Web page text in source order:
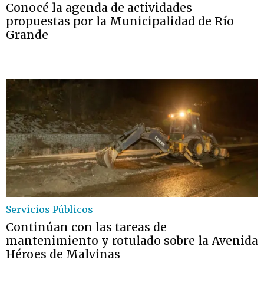
Conocé la agenda de actividades
propuestas por la Municipalidad de Río
Grande
Servicios Públicos
Continúan con las tareas de
mantenimiento y rotulado sobre la Avenida
Héroes de Malvinas